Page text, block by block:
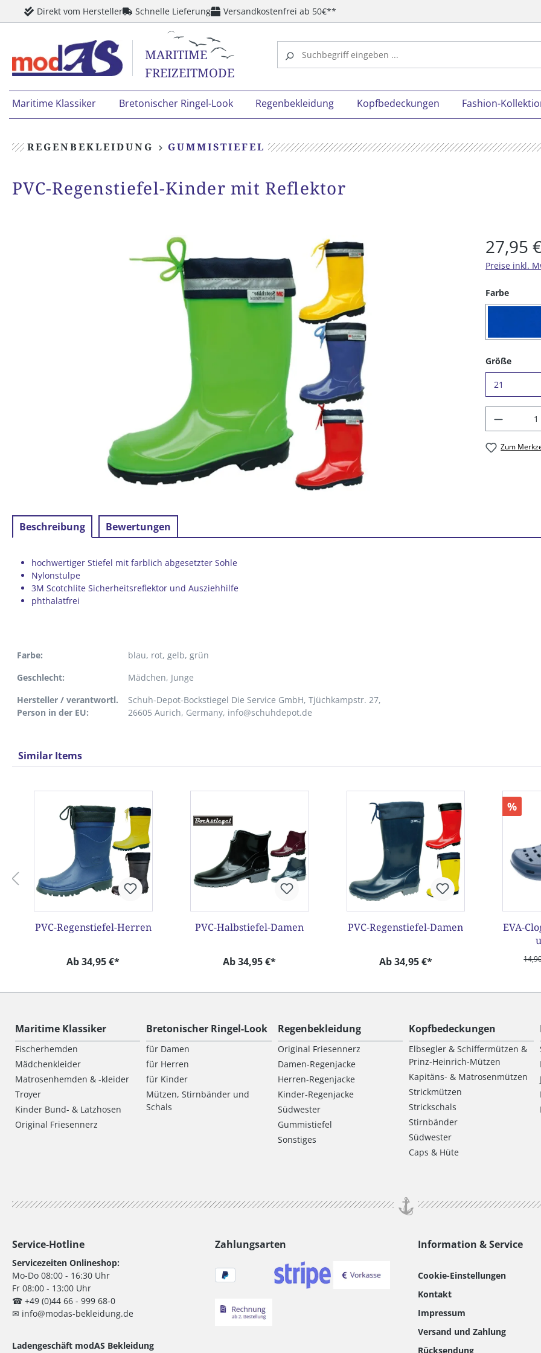
Zur Hauptnavigation springen
Direkt vom Hersteller Schnelle Lieferung Versandkostenfrei ab 50€**
MARITIME
FREIZEITMODE
Maritime Klassiker Bretonischer Ringel-Look Regenbekleidung Kopfbedeckungen Fashion-
REGENBEKLEIDUNG GUMMISTIEFEL
PVC-Regenstiefel-Kinder mit Reflektor
27,95
Preise inkl.
Farbe
Größe
Zum
Beschreibung Bewertungen
hochwertiger Stiefel mit farblich abgesetzter Sohle
Nylonstulpe
3M Scotchlite Sicherheitsreflektor und Ausziehhilfe
phthalatfrei
Farbe: blau, rot, gelb, grün
Geschlecht:
Mädchen, Junge
Hersteller / verantwortl.
Person in der EU:
Schuh-Depot-Bockstiegel Die Service GmbH, Tjüchkampstr. 27,
26605 Aurich, Germany, info@schuhdepot.de
Similar Items
PVC-Regenstiefel-Herren
Ab 34,95 €*
PVC-Halbstiefel-Damen
Ab 34,95 €*
PVC-Regenstiefel-Damen
Ab 34,95 €*
%
EVA-
Maritime Klassiker
Fischerhemden
Mädchenkleider
Matrosenhemden & -kleider
Troyer
Kinder Bund- & Latzhosen
Original Friesennerz
Bretonischer Ringel-Look
für Damen
für Herren
für Kinder
Mützen, Stirnbänder und
Schals
Regenbekleidung
Original Friesennerz
Damen-Regenjacke
Herren-Regenjacke
Kinder-Regenjacke
Südwester
Gummistiefel
Sonstiges
Kopfbedeckungen
Elbsegler & Schiffermützen &
Prinz-Heinrich-Mützen
Kapitäns- & Matrosenmützen
Strickmützen
Strickschals
Stirnbänder
Südwester
Caps & Hüte
Service-Hotline
Servicezeiten Onlineshop:
Mo-Do 08:00 - 16:30 Uhr
Fr 08:00 - 13:00 Uhr
☎ +49 (0)44 66 - 999 68-0
✉ info@modas-bekleidung.de
Ladengeschäft modAS Bekleidung
Zahlungsarten Information & Service
Cookie-Einstellungen
Kontakt
Impressum
Versand und Zahlung
Rücksendung